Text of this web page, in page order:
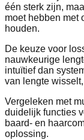
één sterk zijn,
moet hebben met
houden.
De keuze voor
nauwkeurige
intuïtief dan
van lengte
Vergeleken met
duidelijk functies
baard- en
oplossing.